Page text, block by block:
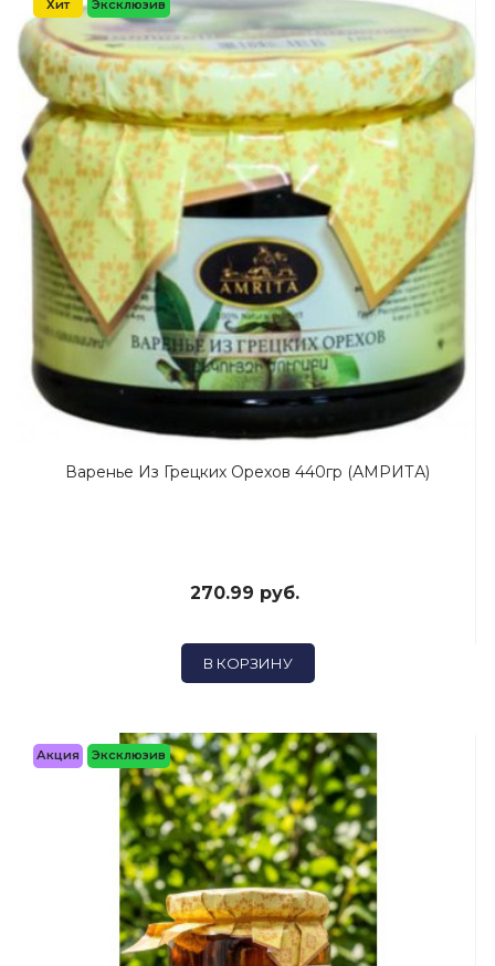
Хит Эксклюзив
Варенье Из Грецких Орехов 440гр (АМРИТА)
270.99 руб.
В КОРЗИНУ
Акция Эксклюзив